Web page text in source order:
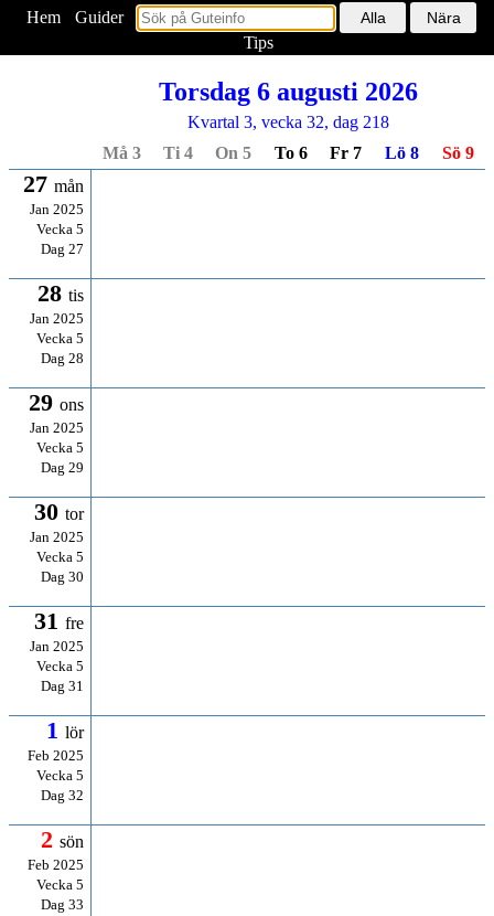
Hem
Guider
Tips
Torsdag 6 augusti 2026
Kvartal 3, vecka 32, dag 218
Må 3
Ti 4 On 5 To 6 Fr 7 Lö 8 Sö 9
27 mån
Jan 2025
Vecka 5
Dag 27
28 tis
Jan 2025
Vecka 5
Dag 28
29 ons
Jan 2025
Vecka 5
Dag 29
30 tor
Jan 2025
Vecka 5
Dag 30
31 fre
Jan 2025
Vecka 5
Dag 31
1 lör
Feb 2025
Vecka 5
Dag 32
2 sön
Feb 2025
Vecka 5
Dag 33